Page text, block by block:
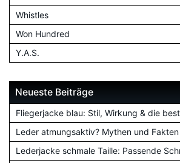
Whistles
Won Hundred
Y.A.S.
Neueste Beiträge
Fliegerjacke blau: Stil, Wirkung & die
Leder atmungsaktiv? Mythen und
Lederjacke schmale Taille: Passende